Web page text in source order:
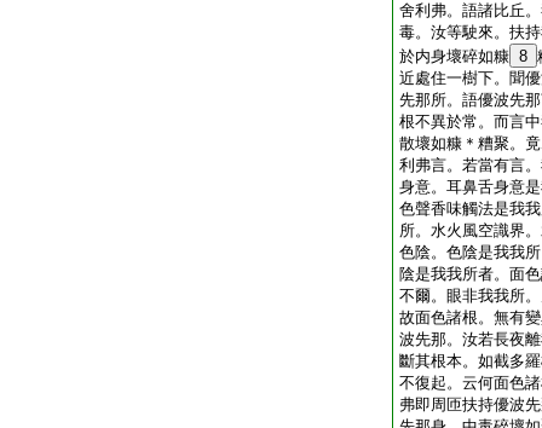
舍利弗。語諸比丘
毒。汝等駛來。扶
於内身壞碎如糠 8
近處住一樹下。聞
先那所。語優波先
根不異於常。而言
散壞如糠＊糟聚。
利弗言。若當有言
身意。耳鼻舌身意
色聲香味觸法是我
所。水火風空識界
色陰。色陰是我我
陰是我我所者。面
不爾。眼非我我所
故面色諸根。無有
波先那。汝若長夜
斷其根本。如截多
不復起。云何面色
弗即周匝扶持優波